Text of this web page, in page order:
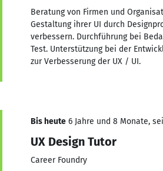
Beratung von Firmen und
Gestaltung ihrer UI durch
verbessern. Durchführung bei
Test. Unterstützung bei der
zur Verbesserung der UX / UI.
Bis heute 6 Jahre und 8 Monate,
UX Design Tutor
Career Foundry